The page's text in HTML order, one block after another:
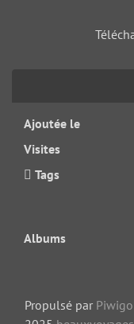
Ajoutée le
Visites
Tags
Albums
Propulsé par Piwigo